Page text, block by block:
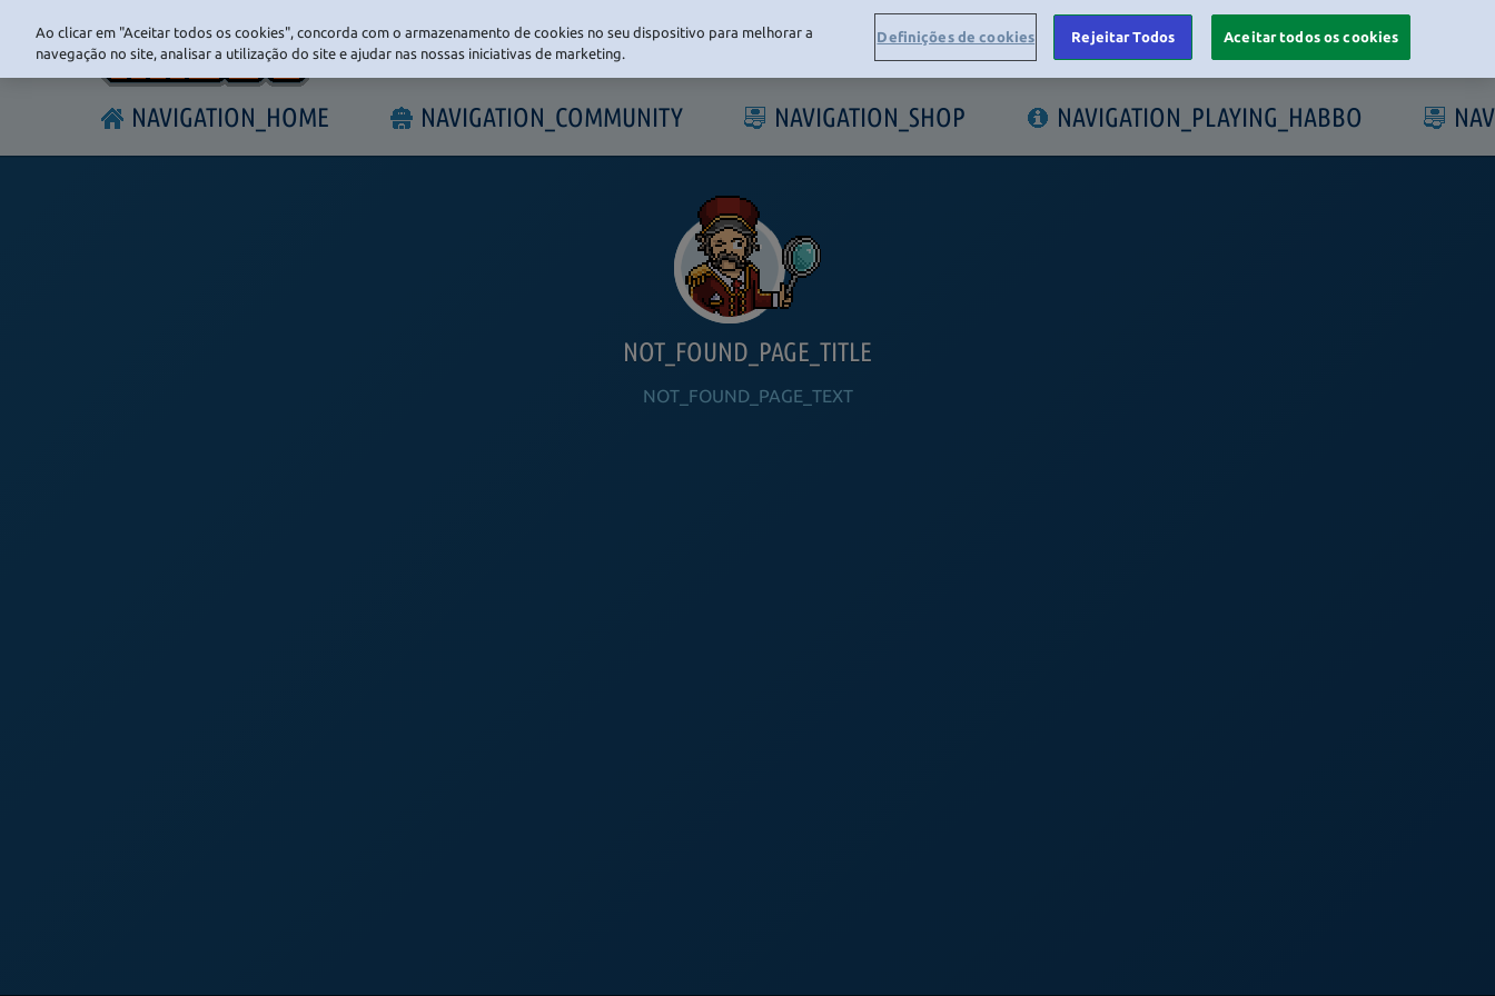
LOGIN
NAVIGATION_HOME NAVIGATION_COMMUNITY NAVIGATION_SHOP NAVIGATION_PLAYING_HABBO
NOT_FOUND_PAGE_TITLE
NOT_FOUND_PAGE_TEXT
Ao clicar em "Aceitar todos os cookies", concorda com o armazenamento de cookies no seu dispositivo para melhorar a
navegação no site, analisar a utilização do site e ajudar nas nossas iniciativas de marketing.
Definições de cookies Rejeitar Todos Aceitar todos os cookies